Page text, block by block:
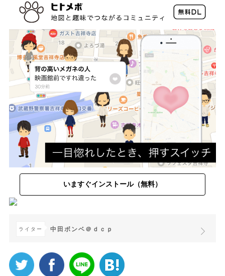
いますぐインストール（無料）
ライター 中田ボンベ＠ｄｃｐ